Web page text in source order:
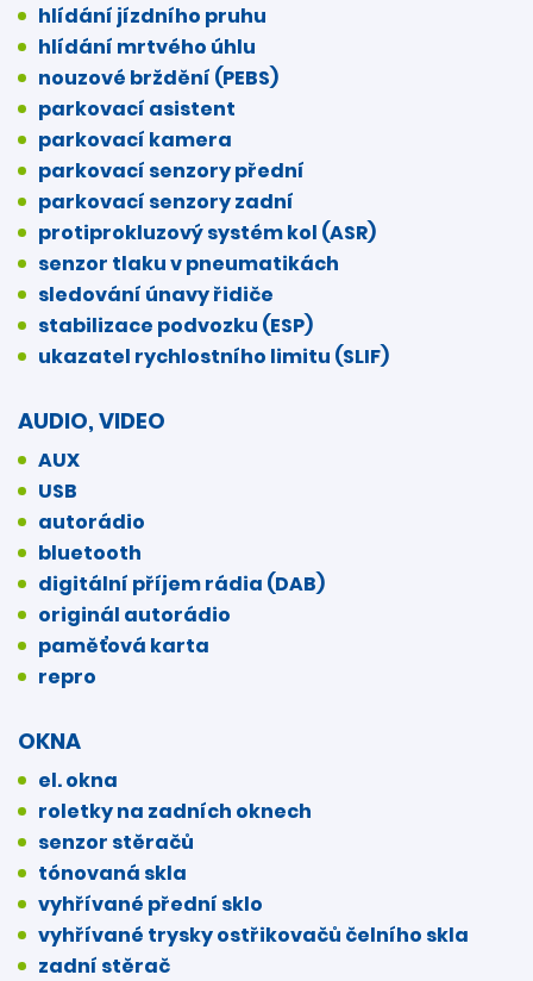
hlídání jízdního pruhu
hlídání mrtvého úhlu
nouzové brždění (PEBS)
parkovací asistent
parkovací kamera
parkovací senzory přední
parkovací senzory zadní
protiprokluzový systém kol (ASR)
senzor tlaku v pneumatikách
sledování únavy řidiče
stabilizace podvozku (ESP)
ukazatel rychlostního limitu (SLIF)
AUDIO, VIDEO
AUX
USB
autorádio
bluetooth
digitální příjem rádia (DAB)
originál autorádio
paměťová karta
repro
OKNA
el. okna
roletky na zadních oknech
senzor stěračů
tónovaná skla
vyhřívané přední sklo
vyhřívané trysky ostřikovačů čelního skla
zadní stěrač